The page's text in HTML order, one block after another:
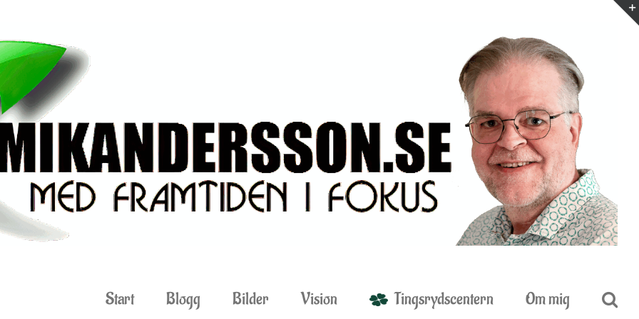
Start Blogg Bilder Vision Tingsrydscentern Om mig